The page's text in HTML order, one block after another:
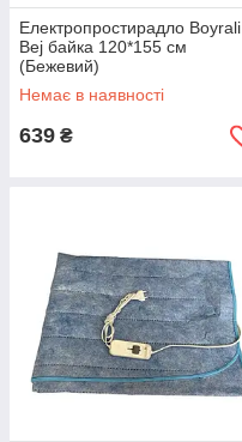
Електропростирадло Boyrali
Bej байка 120*155 см
(Бежевий)
Немає в наявності
639 ₴